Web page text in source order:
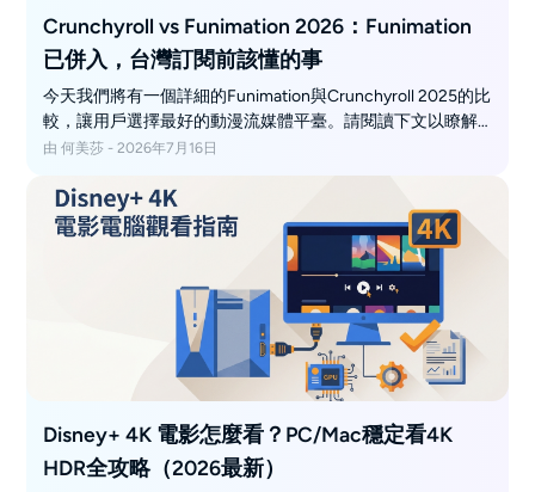
Crunchyroll vs Funimation 2026：Funimation
已併入，台灣訂閱前該懂的事
今天我們將有一個詳細的Funimation與Crunchyroll 2025的比
較，讓用戶選擇最好的動漫流媒體平臺。請閱讀下文以瞭解
更多資訊。
由 何美莎 - 2026年7月16日
Disney+ 4K 電影怎麼看？PC/Mac穩定看4K
HDR全攻略（2026最新）